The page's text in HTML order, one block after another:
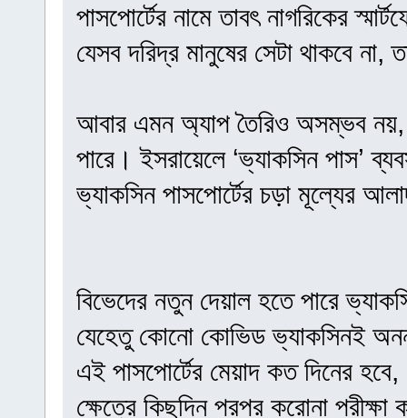
পাসপোর্টের নামে তাবৎ নাগরিকের
যেসব দরিদ্র মানুষের সেটা থাকবে না,
আবার এমন অ্যাপ তৈরিও অসম্ভব নয়,
পারে। ইসরায়েলে ‘ভ্যাকসিন পাস’
ভ্যাকসিন পাসপোর্টের চড়া মূল্যের
বিভেদের নতুন দেয়াল হতে পারে
যেহেতু কোনো কোভিড ভ্যাকসিনই
এই পাসপোর্টের মেয়াদ কত দিনের
ক্ষেত্রে কিছুদিন পরপর করোনা পরীক্ষা